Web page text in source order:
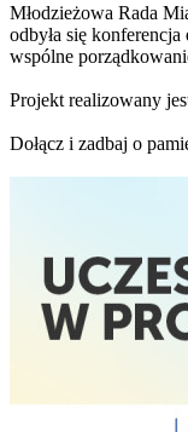
Młodzieżowa Rada
odbyła się
wspólne
Projekt realizowany
Dołącz i zadbaj o